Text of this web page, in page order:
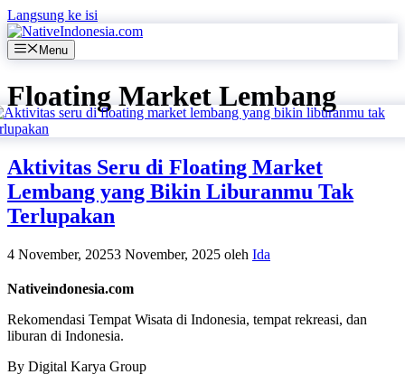
Langsung ke isi
Menu
Floating Market Lembang
Aktivitas Seru di Floating Market
Lembang yang Bikin Liburanmu Tak
Terlupakan
4 November, 20253 November, 2025 oleh Ida
Nativeindonesia.com
Rekomendasi Tempat Wisata di Indonesia, tempat rekreasi, dan
liburan di Indonesia.
By Digital Karya Group